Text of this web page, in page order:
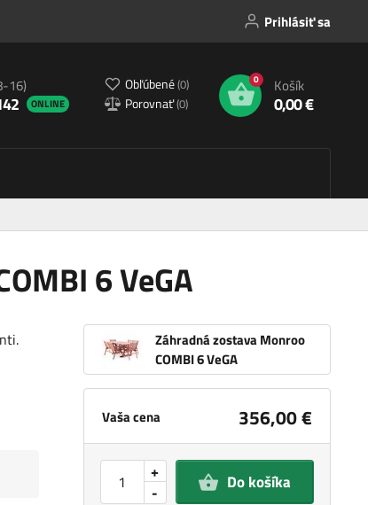
Prihlásiť sa
16)
ONLINE
Obľúbené(0)
Porovnať(0)
0 Košík
0,00 €
6 VeGA
Záhradná zostava Monroo
COMBI 6 VeGA
Vaša cena 356,00 €
-
+ Do košíka